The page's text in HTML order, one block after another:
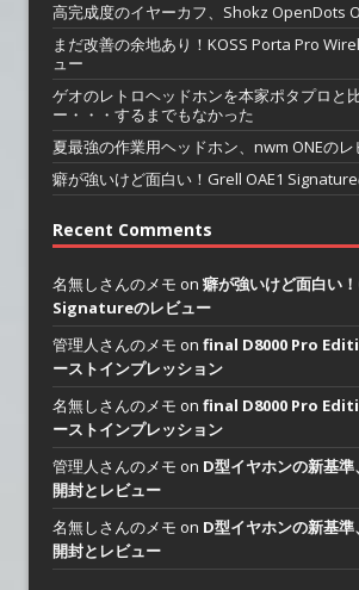
高完成度のイヤーカフ、Shokz OpenDots
まだ改善の余地あり！KOSS Porta Pro
ュー
ゲオのレトロヘッドホンを本家ポタプロと
ー・・・するまでもなかった
夏最強の作業用ヘッドホン、nwm ONEのレ
癖が強いけど面白い！Grell OAE1
Recent Comments
名無しさんのメモ on 癖が強いけど面白い
Signatureのレビュー
管理人さんのメモ on final D8000 Pro
ーストインプレッション
名無しさんのメモ on final D8000 Pro
ーストインプレッション
管理人さんのメモ on D型イヤホンの新基
開封とレビュー
名無しさんのメモ on D型イヤホンの新基
開封とレビュー